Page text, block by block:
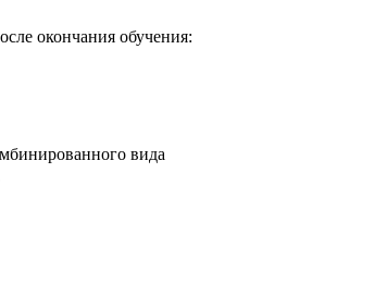
окончания обучения:
вида